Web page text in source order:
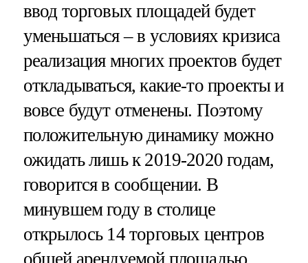
ввод торговых площадей будет
уменьшаться – в условиях кризиса
реализация многих проектов будет
откладываться, какие-то проекты и
вовсе будут отменены. Поэтому
положительную динамику можно
ожидать лишь к 2019-2020 годам,
говорится в сообщении. В
минувшем году в столице
открылось 14 торговых центров